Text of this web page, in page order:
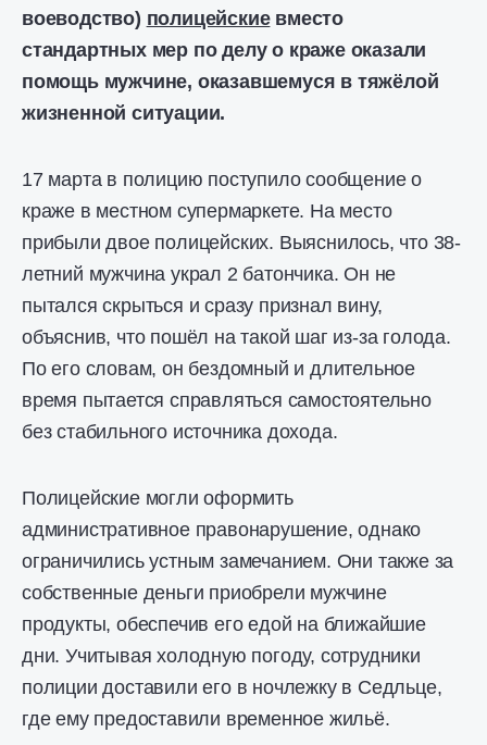
воеводство) полицейскиевместо
стандартных мер по делу о краже оказали
помощь мужчине, оказавшемуся в тяжёлой
жизненной ситуации.
17 марта в полицию поступило сообщение о
краже в местном супермаркете. На место
прибыли двое полицейских. Выяснилось, что 38-
летний мужчина украл 2 батончика. Он не
пытался скрыться и сразу признал вину,
объяснив, что пошёл на такой шаг из-за голода.
По его словам, он бездомный и длительное
время пытается справляться самостоятельно
без стабильного источника дохода.
Полицейские могли оформить
административное правонарушение, однако
ограничились устным замечанием. Они также за
собственные деньги приобрели мужчине
продукты, обеспечив его едой на ближайшие
дни. Учитывая холодную погоду, сотрудники
полиции доставили его в ночлежку в Седльце,
где ему предоставили временное жильё.